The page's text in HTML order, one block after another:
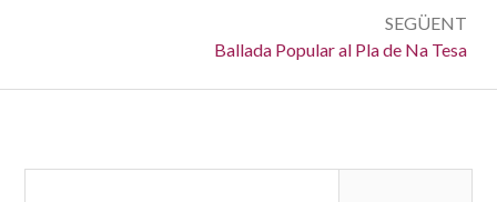
SEGÜENT
Següent:
Ballada Popular al Pla de Na Tesa